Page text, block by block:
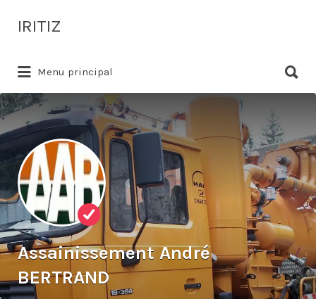
IRITIZ
Annuaire des professionnels à proximité
Menu principal
Assainissement André
BERTRAND